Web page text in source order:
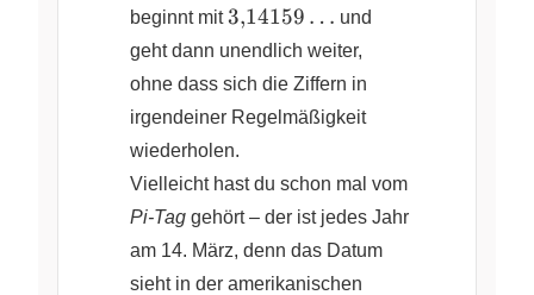
beginnt mit3{,}14159…
3,14159 … und
geht dann unendlich weiter,
ohne dass sich die Ziffern in
irgendeiner Regelmäßigkeit
wiederholen.
Vielleicht hast du schon mal vom
Pi‑Tag gehört – der ist jedes Jahr
am 14. März, denn das Datum
sieht in der amerikanischen